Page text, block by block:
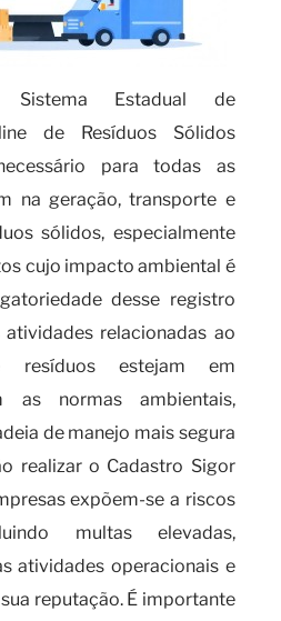
Estadual de
de Resíduos Sólidos
para todas as
na geração, transporte e
sólidos, especialmente
cujo impacto ambiental é
desse registro
relacionadas ao
resíduos estejam em
as normas ambientais,
de manejo mais segura
realizar o Cadastro Sigor
expõem-se a riscos
multas elevadas,
atividades operacionais e
reputação. É importante